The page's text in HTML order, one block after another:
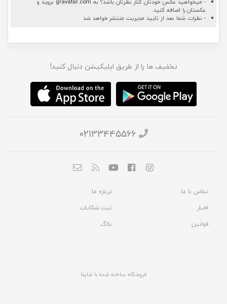
عکستان را اضافه کنید.
- نظرات شما بعد از تایید مدیریت منتشر خواهد شد
تخفیف ها را از طریق اپلیکیشن دنبال کنید!
02133445566
تماس با ما
درباره ما
اخبار
ثبت شکایات
قوانین
بلاگ
فروشگاه ساخته شده با شاپفا